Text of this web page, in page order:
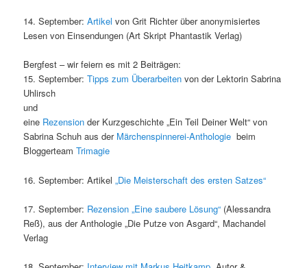
14. September:Artikel von Grit Richter über anonymisiertes
Lesen von Einsendungen (Art Skript Phantastik Verlag)
Bergfest – wir feiern es mit 2 Beiträgen:
15. September:Tipps zum Überarbeiten von der Lektorin Sabrina
Uhlirsch
und
eine Rezension der Kurzgeschichte „Ein Teil Deiner Welt“ von
Sabrina Schuh aus der Märchenspinnerei-Anthologie beim
BloggerteamTrimagie
16. September: Artikel„Die Meisterschaft des ersten Satzes“
17. September: Rezension „Eine saubere Lösung“ (Alessandra
Reß), aus der Anthologie „Die Putze von Asgard“, Machandel
Verlag